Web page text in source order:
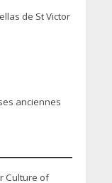
de St Victor
anciennes
Culture of